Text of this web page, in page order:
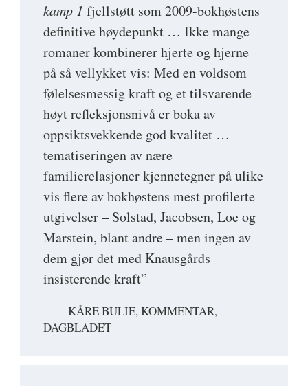
kamp 1 fjellstøtt som 2009-bokhøstens
definitive høydepunkt … Ikke mange
romaner kombinerer hjerte og hjerne
på så vellykket vis: Med en voldsom
følelsesmessig kraft og et tilsvarende
høyt refleksjonsnivå er boka av
oppsiktsvekkende god kvalitet …
tematiseringen av nære
familierelasjoner kjennetegner på ulike
vis flere av bokhøstens mest profilerte
utgivelser – Solstad, Jacobsen, Loe og
Marstein, blant andre – men ingen av
dem gjør det med Knausgårds
insisterende kraft”
KÅRE BULIE, KOMMENTAR,
DAGBLADET